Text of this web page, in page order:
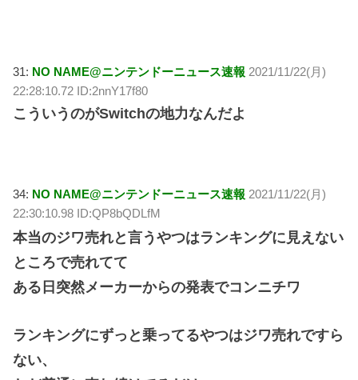
31: NO NAME@ニンテンドーニュース速報 2021/11/22(月)
22:28:10.72 ID:2nnY17f80
こういうのがSwitchの地力なんだよ
34: NO NAME@ニンテンドーニュース速報 2021/11/22(月)
22:30:10.98 ID:QP8bQDLfM
本当のジワ売れと言うやつはランキングに見えない
ところで売れてて
ある日突然メーカーからの発表でコンニチワ
ランキングにずっと乗ってるやつはジワ売れですら
ない、